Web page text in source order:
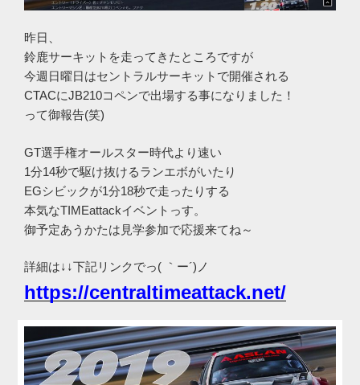
昨日、
鈴鹿サーキットを走ってきたところですが
今週日曜日はセントラルサーキットで開催される
CTACにJB210コペンで出場する事になりました！
って御報告(笑)
GT選手権オールスター時代より速い
1分14秒で駆け抜けるランエボがいたり
EGシビックが1分18秒で走ったりする
本気なTIMEattackイベントっす。
御予定あうかたは見学参加で応援来てね～
詳細は↓↓下記リンクでっ( ｀ー´)ノ
https://centraltimeattack.net/